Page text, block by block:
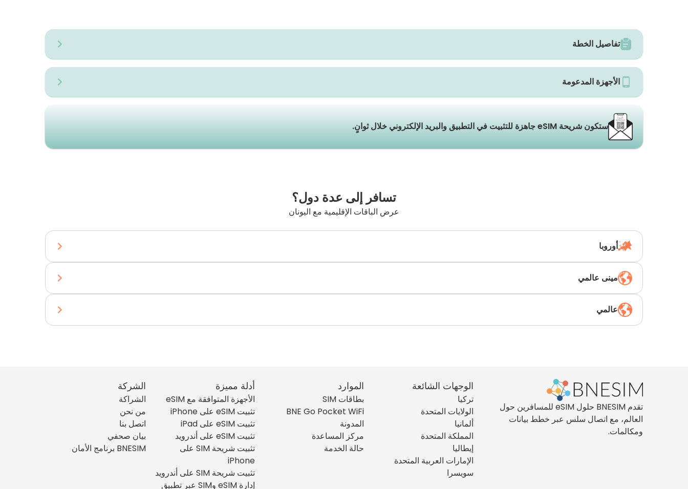
تفاصيل الخطة
الأجهزة المدعومة
ستكون شريحة eSIM جاهزة للتثبيت في التطبيق والبريد الإلكتروني خلال ثوانٍ.
تسافر إلى عدة دول؟
عرض الباقات الإقليمية مع اليونان
أوروبا
مينى عالمي
عالمي
تقدم BNESIM حلول eSIM للمسافرين حول
العالم، مع اتصال سلس عبر خطط بيانات
ومكالمات.
الوجهات الشائعة
تركيا
الولايات المتحدة
ألمانيا
المملكة المتحدة
إيطاليا
الإمارات العربية المتحدة
سويسرا
الموارد
بطاقات SIM
BNE Go Pocket WiFi
المدونة
مركز المساعدة
حالة الخدمة
أدلة مميزة
الأجهزة المتوافقة مع eSIM
تثبيت eSIM على iPhone
تثبيت eSIM على iPad
تثبيت eSIM على أندرويد
تثبيت شريحة SIM على
iPhone
تثبيت شريحة SIM على أندرويد
إدارة eSIM وSIM عبر تطبيق
الشركة
الشراكة
من نحن
اتصل بنا
بيان صحفي
BNESIM برنامج الأمان